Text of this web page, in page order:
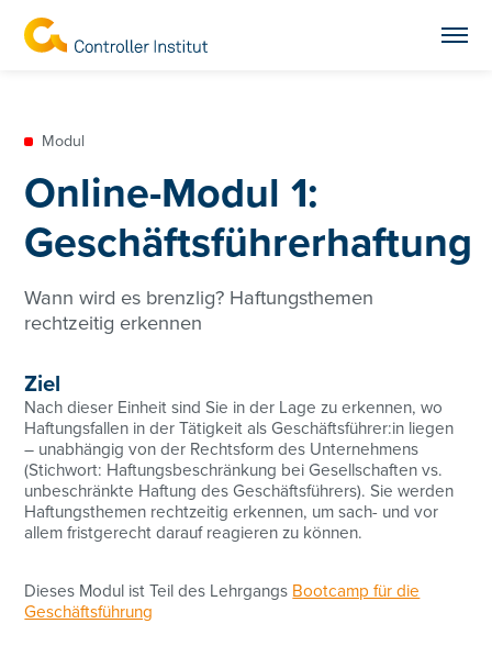
Modul
Online-Modul 1:
Geschäftsführerhaftung
Wann wird es brenzlig? Haftungsthemen
rechtzeitig erkennen
Ziel
Nach dieser Einheit sind Sie in der Lage zu erkennen, wo
Haftungsfallen in der Tätigkeit als Geschäftsführer:in liegen
– unabhängig von der Rechtsform des Unternehmens
(Stichwort: Haftungsbeschränkung bei Gesellschaften vs.
unbeschränkte Haftung des Geschäftsführers). Sie werden
Haftungsthemen rechtzeitig erkennen, um sach- und vor
allem fristgerecht darauf reagieren zu können.
Dieses Modul ist Teil des Lehrgangs Bootcamp für die
Geschäftsführung